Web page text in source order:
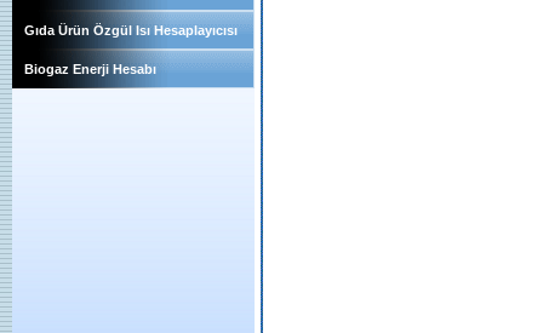
Gıda Ürün Özgül Isı Hesaplayıcısı
Biogaz Enerji Hesabı